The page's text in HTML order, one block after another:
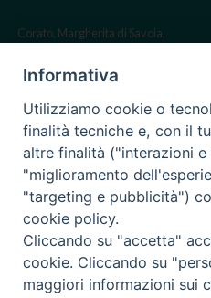
Corato, Margherita di Savoia,
Regione ecclesiastica Puglia
Via Beltrani, 9
76125 Trani BT
Centralino Tel. 0883 494211
Cancelleria Tel. 0883 494204
cancelleria@arcidiocesitrani.it
Informativa
Utilizziamo cookie o
finalità tecniche e, con il
altre finalità ("interazioni
"miglioramento
"targeting e pubblicità")
cookie policy.
Cliccando su "accetta"
cookie. Cliccando su
maggiori informazioni sui